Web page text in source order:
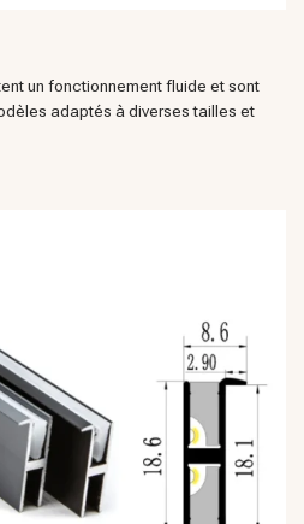
un fonctionnement fluide et sont
adaptés à diverses tailles et